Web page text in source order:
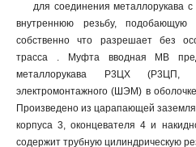
для соединения металлорукава
внутреннюю резьбу, подобающую
собственно что разрешает без
трасса . Муфта вводная МВ
металлорукава Р3ЦХ
электромонтажного (ШЭМ) в
Произведено из царапающей
корпуса 3, оконцевателя 4 и
содержит трубную цилиндрическую